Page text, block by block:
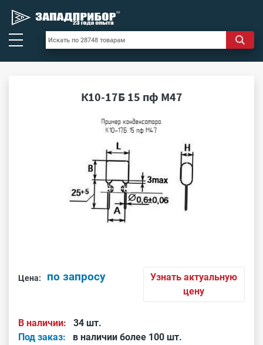
К10-17Б 15 пф М47
Цена: по запросу
Узнать актуальную
цену
В наличии:
34 шт.
Под заказ:
в наличии более 100 шт.